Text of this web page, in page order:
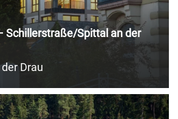
Schillerstraße/Spittal an der
Drau